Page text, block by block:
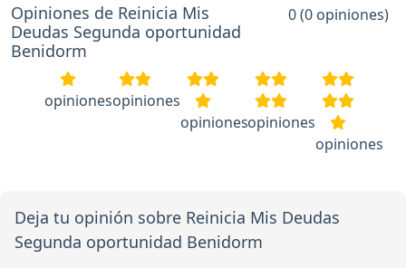
Opiniones de Reinicia Mis
Deudas Segunda oportunidad
Benidorm
0 (0 opiniones)
opinionesopiniones
opinionesopiniones
opiniones
Deja tu opinión sobre Reinicia Mis Deudas
Segunda oportunidad Benidorm